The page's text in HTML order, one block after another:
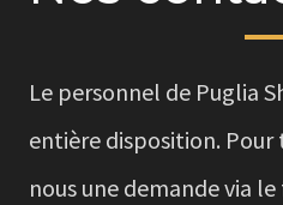
Le personnel de Puglia
entière disposition. Pour
nous une demande via